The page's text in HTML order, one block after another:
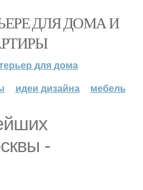
ДЛЯ ДОМА И
для дома
идеи дизайна мебель
-